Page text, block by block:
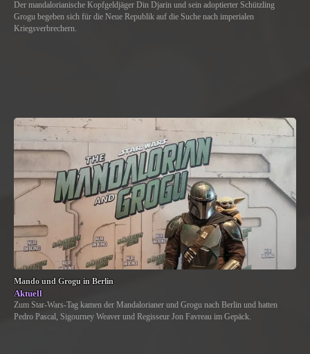
Der mandalorianische Kopfgeldjäger Din Djarin und sein adoptierter Schützling
Grogu begeben sich für die Neue Republik auf die Suche nach imperialen
Kriegsverbrechern.
Mando und Grogu in Berlin
Aktuell
Zum Star-Wars-Tag kamen der Mandalorianer und Grogu nach Berlin und hatten
Pedro Pascal, Sigourney Weaver und Regisseur Jon Favreau im Gepäck.